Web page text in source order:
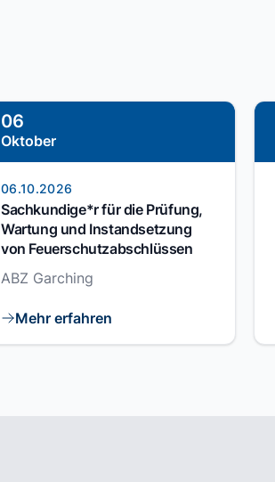
06
Oktober
06.10.2026
Sachkundige*r für die Prüfung,
Wartung und Instandsetzung
von Feuerschutzabschlüssen
ABZ Garching
Mehr erfahren